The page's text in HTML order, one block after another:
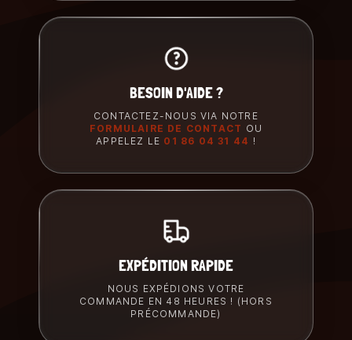
BESOIN D'AIDE ?
CONTACTEZ-NOUS VIA NOTRE
FORMULAIRE DE CONTACT OU
APPELEZ LE 01 86 04 31 44 !
EXPÉDITION RAPIDE
NOUS EXPÉDIONS VOTRE
COMMANDE EN 48 HEURES ! (HORS
PRÉCOMMANDE)